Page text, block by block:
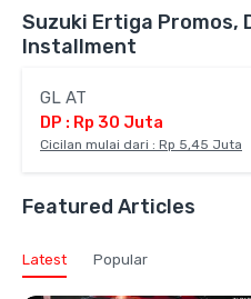
Suzuki Ertiga Promos,
Installment
GL AT
DP : Rp 30 Juta
Cicilan mulai dari : Rp 5,45 Juta
Featured Articles
Latest Popular